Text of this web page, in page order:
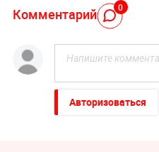
Комментарий 0
Авторизоваться